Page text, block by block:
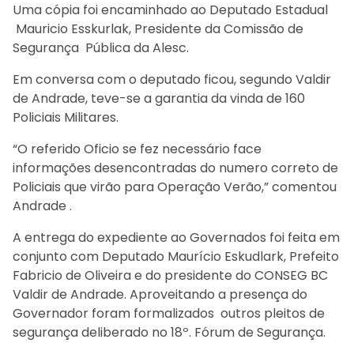
Uma cópia foi encaminhado ao Deputado Estadual
Mauricio Esskurlak, Presidente da Comissão de
Segurança Pública da Alesc.
Em conversa com o deputado ficou, segundo Valdir
de Andrade, teve-se a garantia da vinda de 160
Policiais Militares.
“O referido Oficio se fez necessário face
informações desencontradas do numero correto de
Policiais que virão para Operação Verão,” comentou
Andrade .
A entrega do expediente ao Governados foi feita em
conjunto com Deputado Maurício Eskudlark, Prefeito
Fabricio de Oliveira e do presidente do CONSEG BC
Valdir de Andrade. Aproveitando a presença do
Governador foram formalizados outros pleitos de
segurança deliberado no 18º. Fórum de Segurança.